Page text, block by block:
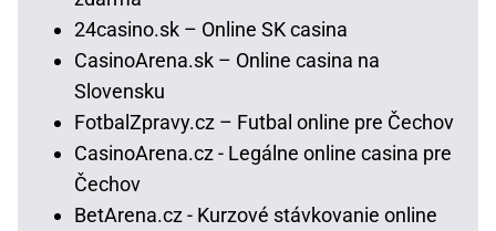
24casino.sk – Online SK casina
CasinoArena.sk – Online casina na
Slovensku
FotbalZpravy.cz – Futbal online pre Čechov
CasinoArena.cz - Legálne online casina pre
Čechov
BetArena.cz - Kurzové stávkovanie online